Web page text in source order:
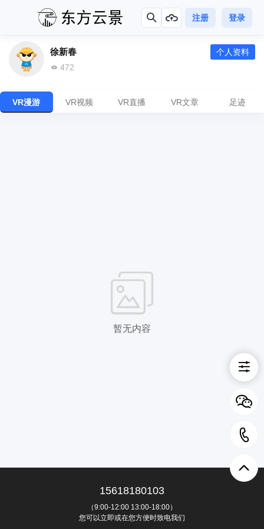
注册 登录
徐新春
472
个人资料
VR漫游 VR视频 VR直播 VR文章 足迹
暂无内容
15618180103
（9:00-12:00 13:00-18:00）
您可以立即或在您方便时致电我们